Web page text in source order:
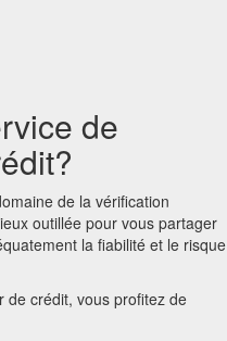
de
de la vérification
outillée pour vous partager
la fiabilité et le risque
de crédit, vous profitez de